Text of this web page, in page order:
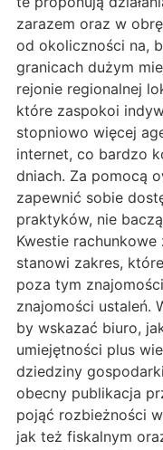
zarazem oraz w
od okoliczności na,
granicach dużym
rejonie regionalnej
które zaspokoi
stopniowo więcej
internet, co bardzo
dniach. Za pomocą
zapewnić sobie
praktyków, nie
Kwestie
stanowi zakres,
poza tym
znajomości ustaleń.
by wskazać biuro,
umiejętności plus
dziedziny
obecny publikacja
pojąć rozbieżności
jak też fiskalnym